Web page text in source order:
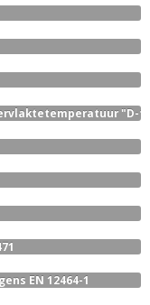
"D-
EN 12464-1